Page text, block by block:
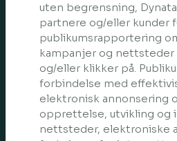
uten begrensning,
partnere og/eller kunder
publikumsrapportering
kampanjer og nettsteder
og/eller klikker på.
forbindelse med
elektronisk annonsering
opprettelse, utvikling og
nettsteder, elektroniske